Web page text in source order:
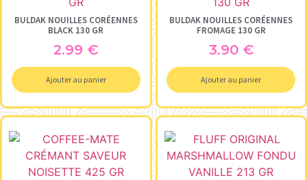
BULDAK NOUILLES CORÉENNES
BLACK 130 GR
2.99 €
Ajouter au panier
BULDAK NOUILLES CORÉENNES
FROMAGE 130 GR
3.90 €
Ajouter au panier